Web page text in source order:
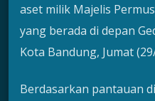
aset milik Majelis
yang berada di depan
Kota Bandung, Jumat
Berdasarkan pantauan